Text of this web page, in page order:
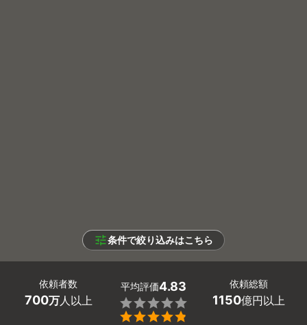
条件で絞り込みはこちら
依頼者数
700万人以上
平均評価4.83


依頼総額
1150億円以上